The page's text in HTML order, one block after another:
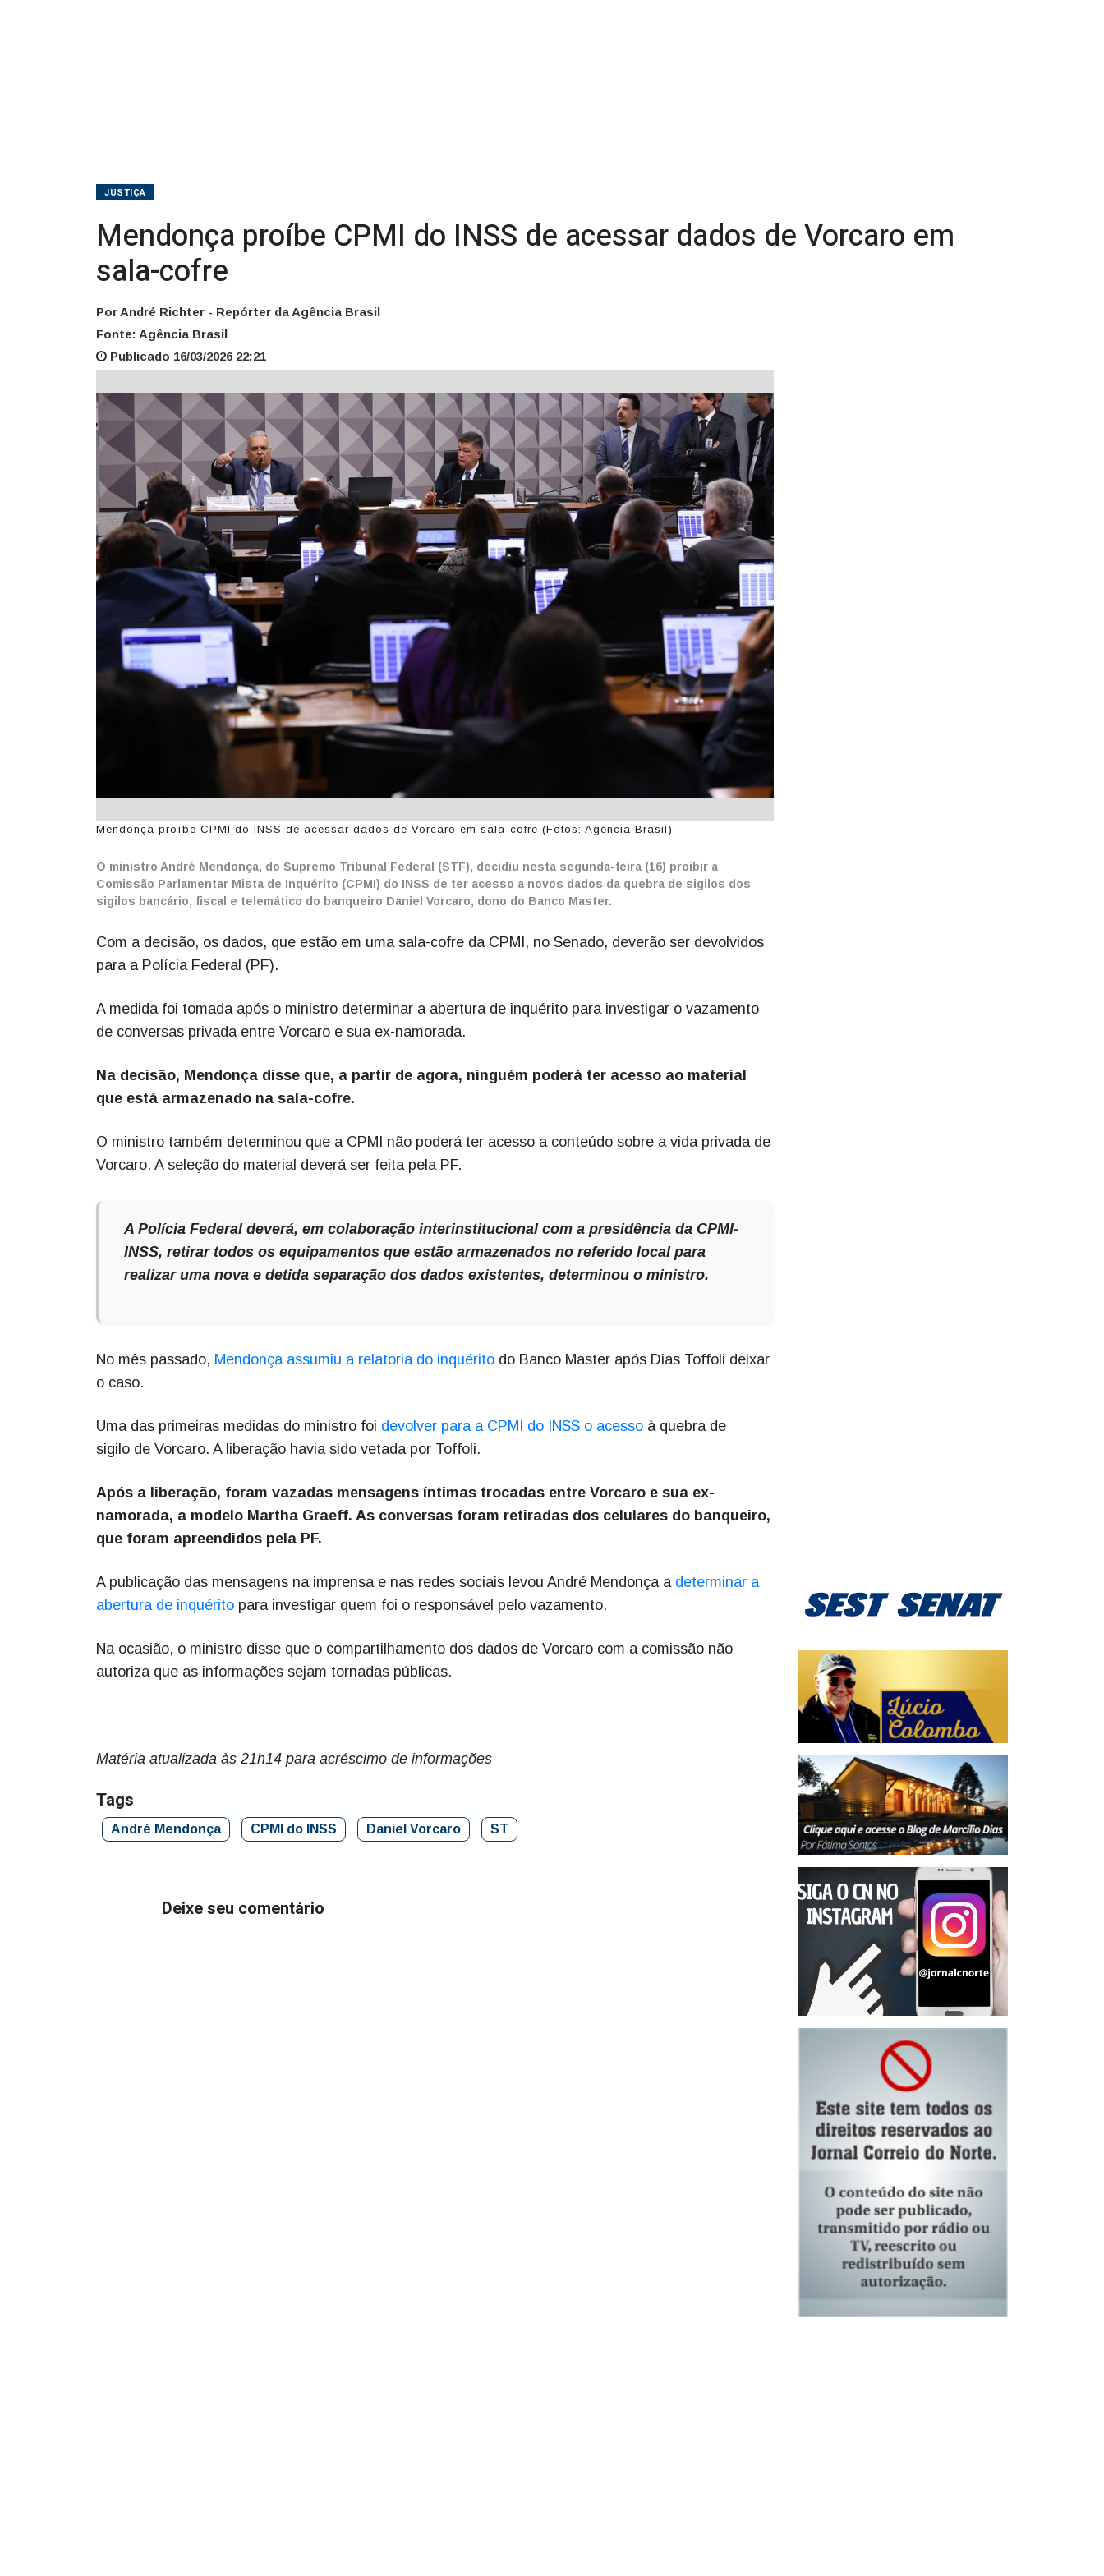
JUSTIÇA
Mendonça proíbe CPMI do INSS de acessar dados de Vorcaro em
sala-cofre
Por André Richter - Repórter da Agência Brasil
Fonte: Agência Brasil
Publicado 16/03/2026 22:21
Mendonça proíbe CPMI do INSS de acessar dados de Vorcaro em sala-cofre (Fotos: Agência Brasil)
O ministro André Mendonça, do Supremo Tribunal Federal (STF), decidiu nesta segunda-feira (16) proibir a
Comissão Parlamentar Mista de Inquérito (CPMI) do INSS de ter acesso a novos dados da quebra de sigilos dos
sigilos bancário, fiscal e telemático do banqueiro Daniel Vorcaro, dono do Banco Master.
Com a decisão, os dados, que estão em uma sala-cofre da CPMI, no Senado, deverão ser devolvidos
para a Polícia Federal (PF).
A medida foi tomada após o ministro determinar a abertura de inquérito para investigar o vazamento
de conversas privada entre Vorcaro e sua ex-namorada.
Na decisão, Mendonça disse que, a partir de agora, ninguém poderá ter acesso ao material
que está armazenado na sala-cofre.
O ministro também determinou que a CPMI não poderá ter acesso a conteúdo sobre a vida privada de
Vorcaro. A seleção do material deverá ser feita pela PF.
A Polícia Federal deverá, em colaboração interinstitucional com a presidência da CPMI-
INSS, retirar todos os equipamentos que estão armazenados no referido local para
realizar uma nova e detida separação dos dados existentes, determinou o ministro.
No mês passado, Mendonça assumiu a relatoria do inquérito do Banco Master após Dias Toffoli deixar
o caso.
Uma das primeiras medidas do ministro foi devolver para a CPMI do INSS o acesso à quebra de
sigilo de Vorcaro. A liberação havia sido vetada por Toffoli.
Após a liberação, foram vazadas mensagens íntimas trocadas entre Vorcaro e sua ex-
namorada, a modelo Martha Graeff. As conversas foram retiradas dos celulares do banqueiro,
que foram apreendidos pela PF.
A publicação das mensagens na imprensa e nas redes sociais levou André Mendonça a determinar a
abertura de inquérito para investigar quem foi o responsável pelo vazamento.
Na ocasião, o ministro disse que o compartilhamento dos dados de Vorcaro com a comissão não
autoriza que as informações sejam tornadas públicas.
Matéria atualizada às 21h14 para acréscimo de informações
Tags
André Mendonça CPMI do INSS Daniel Vorcaro ST
Deixe seu comentário